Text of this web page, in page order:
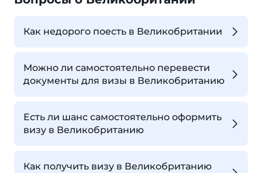
Как недорого поесть в Великобритании
Можно ли самостоятельно перевести
документы для визы в Великобританию
Есть ли шанс самостоятельно оформить
визу в Великобританию
Как получить визу в Великобританию